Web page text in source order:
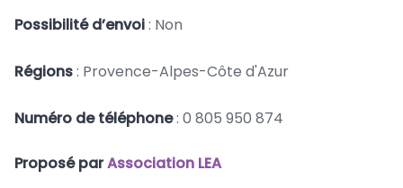
Possibilité d’envoi: Non
Régions: Provence-Alpes-Côte d'Azur
Numéro de téléphone: 0 805 950 874
Proposé parAssociation LEA